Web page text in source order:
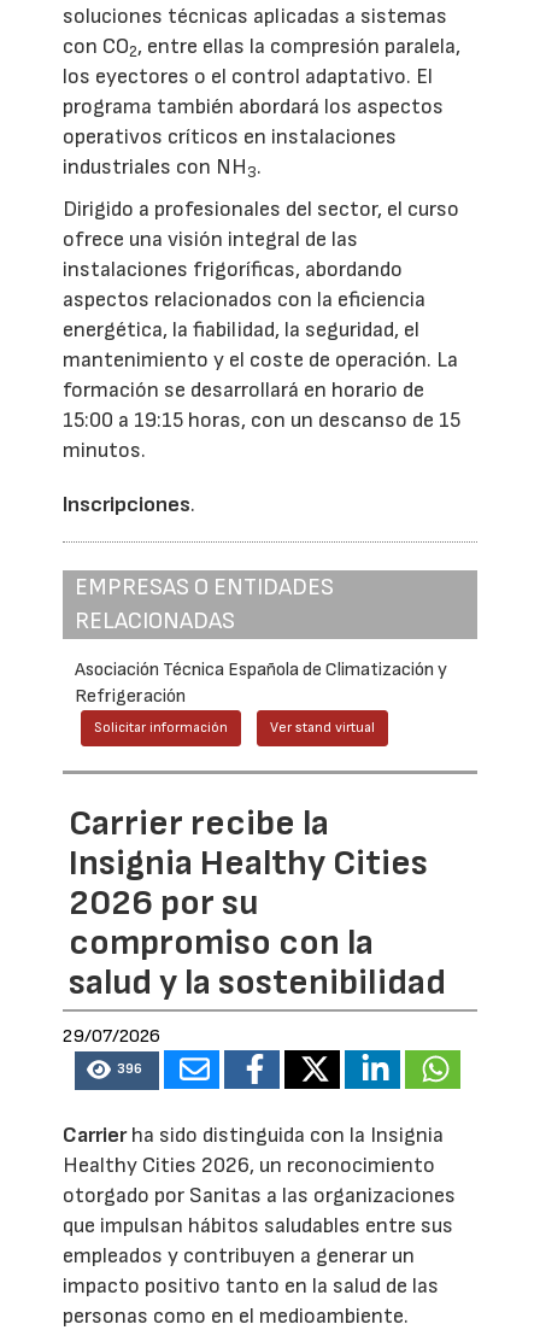
soluciones técnicas aplicadas a sistemas
con CO2, entre ellas la compresión paralela,
los eyectores o el control adaptativo. El
programa también abordará los aspectos
operativos críticos en instalaciones
industriales con NH3.
Dirigido a profesionales del sector, el curso
ofrece una visión integral de las
instalaciones frigoríficas, abordando
aspectos relacionados con la eficiencia
energética, la fiabilidad, la seguridad, el
mantenimiento y el coste de operación. La
formación se desarrollará en horario de
15:00 a 19:15 horas, con un descanso de 15
minutos.
Inscripciones.
EMPRESAS O ENTIDADES
RELACIONADAS
Asociación Técnica Española de Climatización y
Refrigeración
Solicitar información Ver stand virtual
Carrier recibe la
Insignia Healthy Cities
2026 por su
compromiso con la
salud y la sostenibilidad
29/07/2026
396
Carrierha sido distinguida con la Insignia
Healthy Cities 2026, un reconocimiento
otorgado por Sanitas a las organizaciones
que impulsan hábitos saludables entre sus
empleados y contribuyen a generar un
impacto positivo tanto en la salud de las
personas como en el medioambiente.